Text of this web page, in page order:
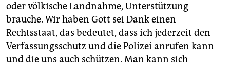
oder völkische Landnahme, Unterstützung
brauche. Wir haben Gott sei Dank einen
Rechtsstaat, das bedeutet, dass ich jederzeit den
Verfassungsschutz und die Polizei anrufen kann
und die uns auch schützen. Man kann sich